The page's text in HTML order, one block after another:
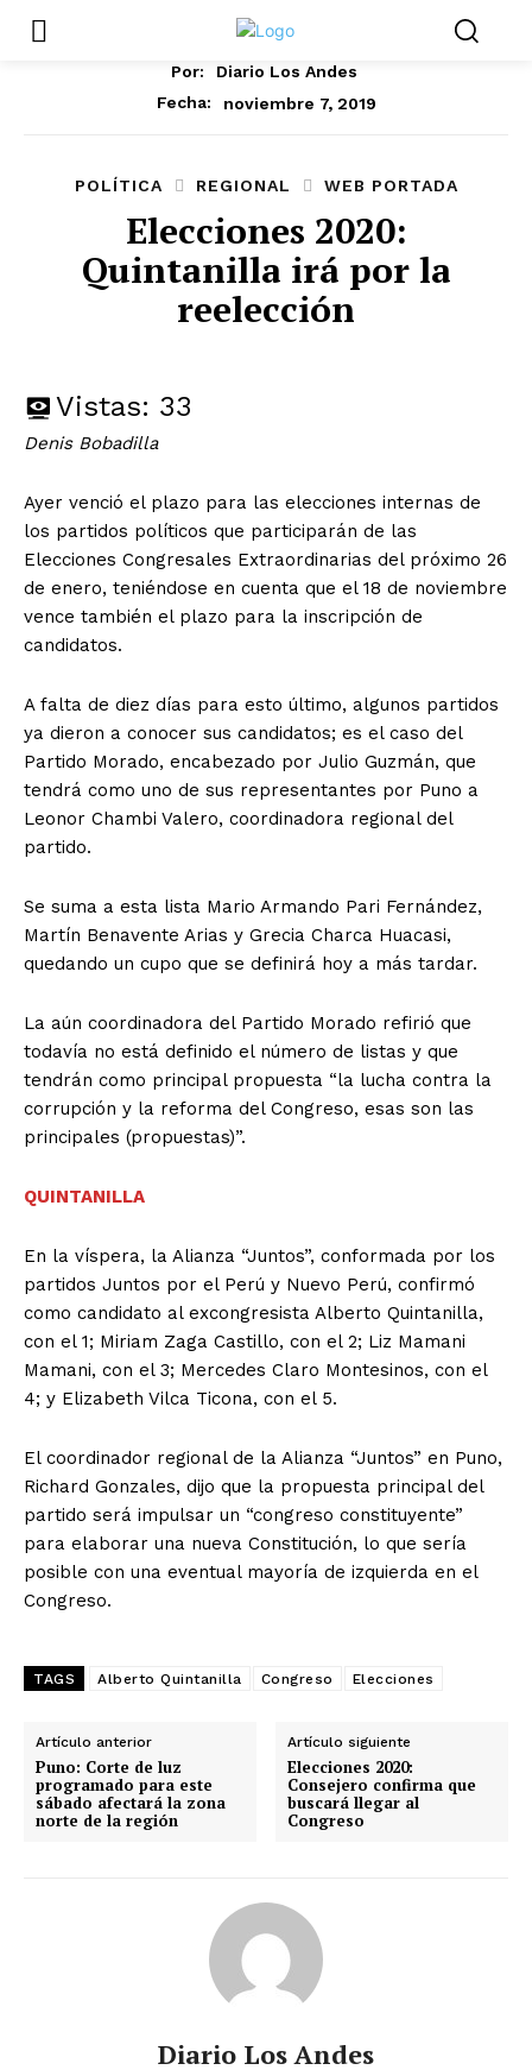
Por:
Diario Los Andes
Fecha:
noviembre 7, 2019
POLÍTICA REGIONAL WEB PORTADA
Elecciones 2020:
Quintanilla irá por la
reelección
Vistas: 33
Denis Bobadilla
Ayer venció el plazo para las elecciones internas de
los partidos políticos que participarán de las
Elecciones Congresales Extraordinarias del próximo 26
de enero, teniéndose en cuenta que el 18 de noviembre
vence también el plazo para la inscripción de
candidatos.
A falta de diez días para esto último, algunos partidos
ya dieron a conocer sus candidatos; es el caso del
Partido Morado, encabezado por Julio Guzmán, que
tendrá como uno de sus representantes por Puno a
Leonor Chambi Valero, coordinadora regional del
partido.
Se suma a esta lista Mario Armando Pari Fernández,
Martín Benavente Arias y Grecia Charca Huacasi,
quedando un cupo que se definirá hoy a más tardar.
La aún coordinadora del Partido Morado refirió que
todavía no está definido el número de listas y que
tendrán como principal propuesta “la lucha contra la
corrupción y la reforma del Congreso, esas son las
principales (propuestas)”.
QUINTANILLA
En la víspera, la Alianza “Juntos”, conformada por los
partidos Juntos por el Perú y Nuevo Perú, confirmó
como candidato al excongresista Alberto Quintanilla,
con el 1; Miriam Zaga Castillo, con el 2; Liz Mamani
Mamani, con el 3; Mercedes Claro Montesinos, con el
4; y Elizabeth Vilca Ticona, con el 5.
El coordinador regional de la Alianza “Juntos” en Puno,
Richard Gonzales, dijo que la propuesta principal del
partido será impulsar un “congreso constituyente”
para elaborar una nueva Constitución, lo que sería
posible con una eventual mayoría de izquierda en el
Congreso.
TAGS Alberto Quintanilla Congreso Elecciones
Artículo anterior
Puno: Corte de luz
programado para este
sábado afectará la zona
norte de la región
Artículo siguiente
Elecciones 2020:
Consejero confirma que
buscará llegar al
Congreso
Diario Los Andes